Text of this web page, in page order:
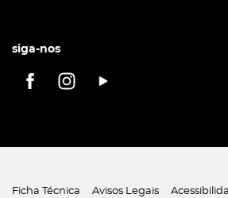
siga-nos
Ficha Técnica Avisos Legais